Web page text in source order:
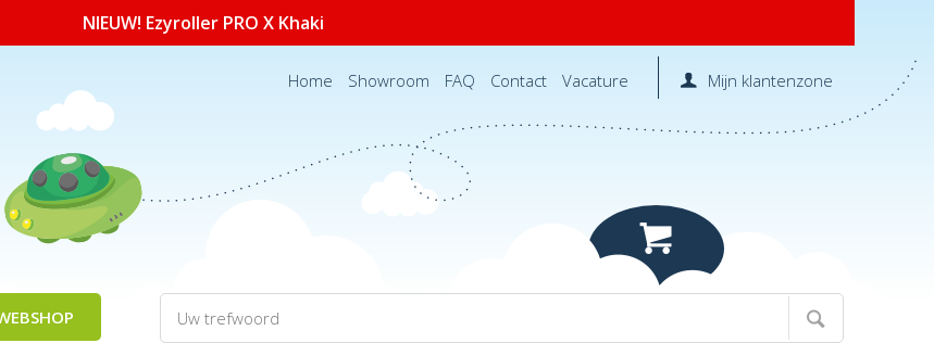
NIEUW! Ezyroller PRO X Khaki
Home Showroom FAQ Contact Vacature Mijn klantenzone